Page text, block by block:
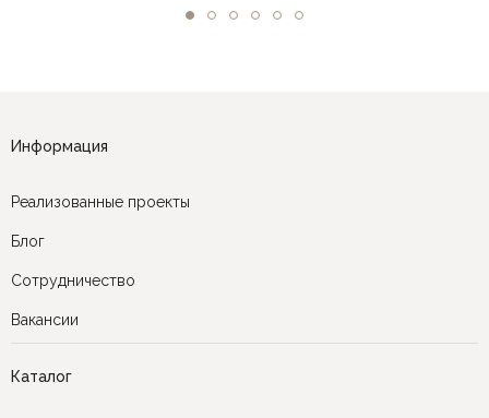
Информация
Реализованные проекты
Блог
Сотрудничество
Вакансии
Каталог